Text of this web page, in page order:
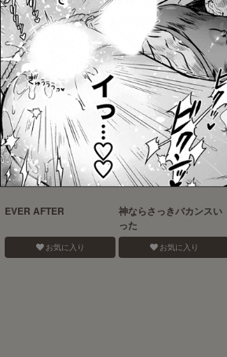
お気に入り お気に入り
EVER AFTER
お気に入り
神ならさっきバカンスい
った
お気に入り